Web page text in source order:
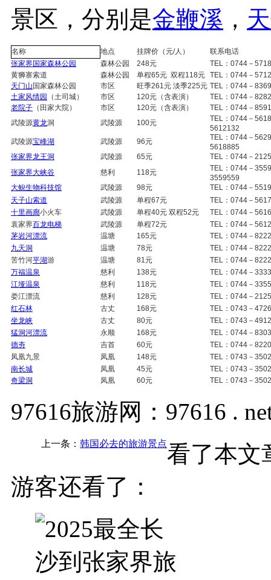
景区，分别是金鞭溪 ，
名称 地点 挂牌价（元/人）
联系电话
张家界国家森林公园
森林公园 248元 TEL ： 0744 －
黄狮寨索道
森林公园 单程65元 双程118元 TEL ： 0744 －
天门山 国家森林公园 市区 旺季261元 淡季225元 TEL ： 0744 －
土家风情园
（土司城） 市区 120元（含表演） TEL ： 0744 －
老院子 （田家大院） 市区 120元（含表演） TEL ： 0744 －
武陵源黄龙洞 武陵源 100元 TEL ： 0744 －
5612132
武陵源宝峰湖 武陵源 96元 TEL ： 0744 －
5618885
张家界龙王洞
武陵源 65元 TEL ： 0744 －
张家界大峡谷
慈利 118元 TEL ： 0744 －
3559559
大鲵生物科技馆 武陵源 98元 TEL ： 0744 －
天子山索道
武陵源 单程67元 TEL ： 0744 －
十里画廊小火车 武陵源 单程40元 双程52元 TEL ： 0744 －
袁家界百龙电梯 武陵源 单程72元 TEL： 0744 －
茅岩河漂流
温塘 165元 TEL ： 0744 －
九天洞
温塘 78元 TEL ： 0744 －
苦竹河平湖游 温塘 81元 TEL ： 0744 －
万福温泉
慈利 138元 TEL ： 0744 －
江垭温泉
慈利 118元 TEL： 0744 －
娄江漂流
慈利 128元 TEL： 0744 －
红石林
古丈 168元 TEL ： 0743 －
坐龙峡
古丈 80元 TEL ： 0743 －
猛洞河漂流
永顺 168元 TEL ： 0744 －
德夯
吉首 60元 TEL ： 0744 －
凤凰九景
凤凰 148元 TEL： 0743 －
南长城
凤凰 45元 TEL： 0743 －
奇梁洞
凤凰 60元 TEL： 0743 －
97616旅游网：97616 .
上一条： 韩国必去的旅游景点看了本文
游客还看了：